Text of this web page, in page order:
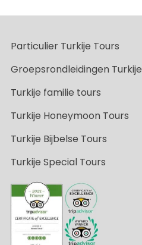
Particulier Turkije Tours
Groepsrondleidingen Turkije
Turkije familie tours
Turkije Honeymoon Tours
Turkije Bijbelse Tours
Turkije Special Tours